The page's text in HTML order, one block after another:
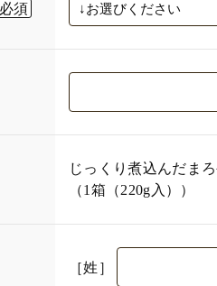
じっくり煮込んだま
（1箱（220g入））
［姓］